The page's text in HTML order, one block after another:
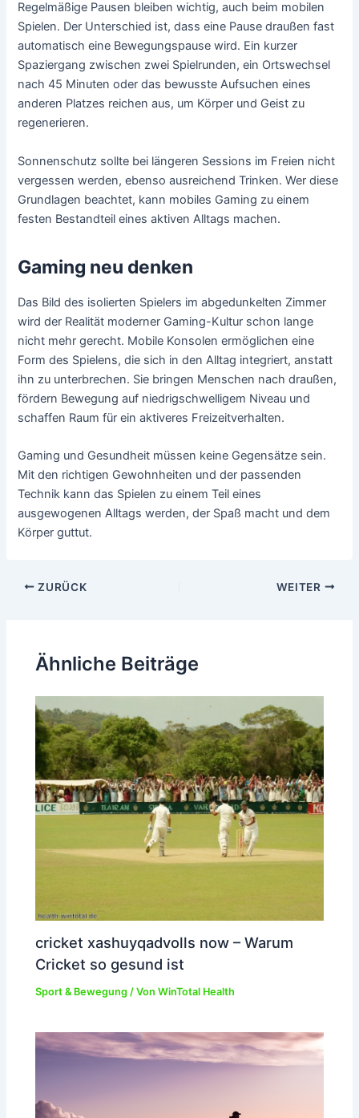
Regelmäßige Pausen bleiben wichtig, auch beim mobilen
Spielen. Der Unterschied ist, dass eine Pause draußen fast
automatisch eine Bewegungspause wird. Ein kurzer
Spaziergang zwischen zwei Spielrunden, ein Ortswechsel
nach 45 Minuten oder das bewusste Aufsuchen eines
anderen Platzes reichen aus, um Körper und Geist zu
regenerieren.
Sonnenschutz sollte bei längeren Sessions im Freien nicht
vergessen werden, ebenso ausreichend Trinken. Wer diese
Grundlagen beachtet, kann mobiles Gaming zu einem
festen Bestandteil eines aktiven Alltags machen.
Gaming neu denken
Das Bild des isolierten Spielers im abgedunkelten Zimmer
wird der Realität moderner Gaming-Kultur schon lange
nicht mehr gerecht. Mobile Konsolen ermöglichen eine
Form des Spielens, die sich in den Alltag integriert, anstatt
ihn zu unterbrechen. Sie bringen Menschen nach draußen,
fördern Bewegung auf niedrigschwelligem Niveau und
schaffen Raum für ein aktiveres Freizeitverhalten.
Gaming und Gesundheit müssen keine Gegensätze sein.
Mit den richtigen Gewohnheiten und der passenden
Technik kann das Spielen zu einem Teil eines
ausgewogenen Alltags werden, der Spaß macht und dem
Körper guttut.
Beitragsnavigation
ZURÜCK WEITER
Ähnliche Beiträge
cricket xashuyqadvolls now – Warum
Cricket so gesund ist
Sport & Bewegung / VonWinTotal Health